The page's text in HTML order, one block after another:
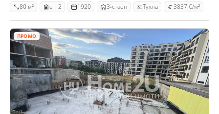
80 м² ет. 2 1920 3-стаен Тухла 3837 €/м²
ПРОМО